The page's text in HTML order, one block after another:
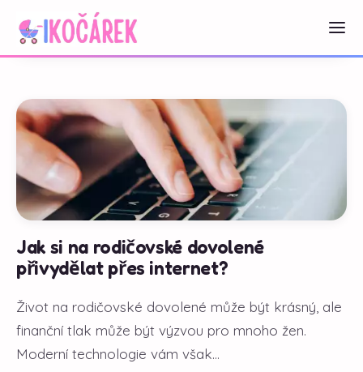
Jak si na rodičovské dovolené
přivydělat přes internet?
Život na rodičovské dovolené může být krásný, ale
finanční tlak může být výzvou pro mnoho žen.
Moderní technologie vám však...